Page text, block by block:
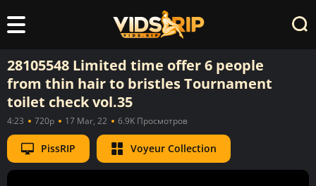
28105548 Limited time offer 6 people
from thin hair to bristles Tournament
toilet check vol.35
4:23 720p 17 Mar, 22 6.9K Просмотров
PissRIP Voyeur Collection